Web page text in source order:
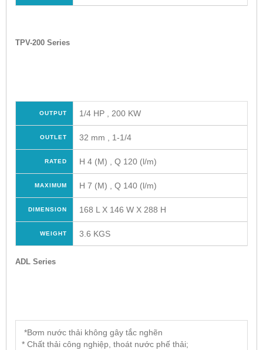
TPV-200 Series
OUTPUT 1/4 HP , 200 KW
OUTLET 32 mm , 1-1/4
RATED H 4 (M) , Q 120 (l/m)
MAXIMUM H 7 (M) , Q 140 (l/m)
DIMENSION 168 L X 146 W X 288 H
WEIGHT 3.6 KGS
ADL Series
*Bơm nước thải không gây tắc nghẽn
* Chất thải công nghiệp, thoát nước phế thải;